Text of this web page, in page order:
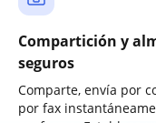
Compartición y
seguros
Comparte, envía por
por fax